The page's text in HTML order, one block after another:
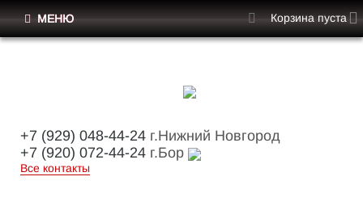
+7 (929) 048-44-24 г.Нижний Новгород
+7 (920) 072-44-24 г.Бор
Все контакты
МЕНЮ Корзина пуста